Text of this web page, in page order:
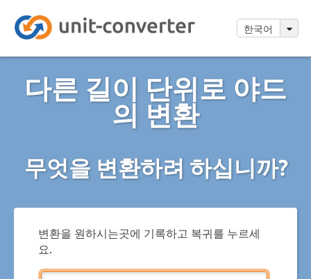
한국어
다른 길이 단위로 야드
의 변환
무엇을 변환하려 하십니까?
변환을 원하시는곳에 기록하고 복귀를 누르세
요.